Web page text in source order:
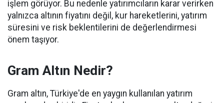
işlem görüyor. Bu nedenle yatırımcıların karar verirken
yalnızca altının fiyatını değil, kur hareketlerini, yatırım
süresini ve risk beklentilerini de değerlendirmesi
önem taşıyor.
Gram Altın Nedir?
Gram altın, Türkiye'de en yaygın kullanılan yatırım